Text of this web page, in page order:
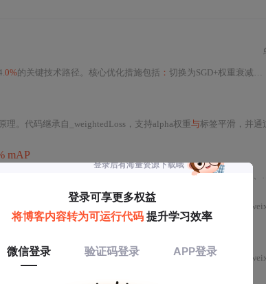
0%的关键技术路径。核心优化措施包括 ： 切换为SGD+权重衰减优化器、引入余弦退火学习率调度、定制锚框尺度
。代码继承自_weightedLoss，支持alpha权重与标签平滑，并通过打印中间变量帮
mAP
损失 边界框定位精度、多特征融合（颜色梯级、运动分析、时序一致性）降低误报率三大关键技术。实验表明，三者协同可
γ）和类别权重（α），动态降低易分